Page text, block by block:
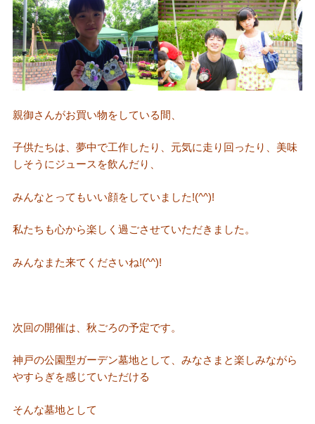
親御さんがお買い物をしている間、
子供たちは、夢中で工作したり、元気に走り回ったり、美味
しそうにジュースを飲んだり、
みんなとってもいい顔をしていました!(^^)!
私たちも心から楽しく過ごさせていただきました。
みんなまた来てくださいね!(^^)!
次回の開催は、秋ごろの予定です。
神戸の公園型ガーデン墓地として、みなさまと楽しみながら
やすらぎを感じていただける
そんな墓地として